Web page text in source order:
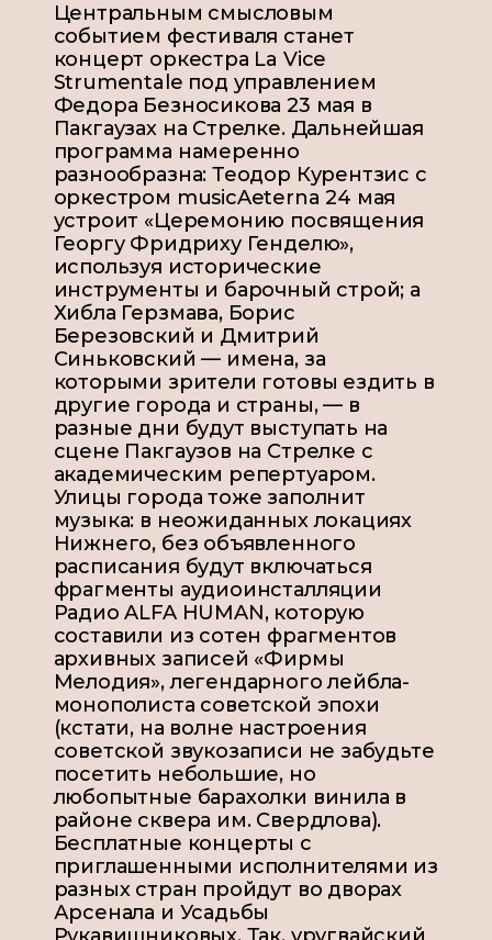
Центральным смысловым
событием фестиваля станет
концерт оркестра La Vice
Strumentale под управлением
Федора Безносикова 23 мая в
Пакгаузах на Стрелке. Дальнейшая
программа намеренно
разнообразна: Теодор Курентзис с
оркестром musicAeterna 24 мая
устроит «Церемонию посвящения
Георгу Фридриху Генделю»,
используя исторические
инструменты и барочный строй; а
Хибла Герзмава, Борис
Березовский и Дмитрий
Синьковский — имена, за
которыми зрители готовы ездить в
другие города и страны, — в
разные дни будут выступать на
сцене Пакгаузов на Стрелке с
академическим репертуаром.
Улицы города тоже заполнит
музыка: в неожиданных локациях
Нижнего, без объявленного
расписания будут включаться
фрагменты аудиоинсталляции
Радио ALFA HUMAN, которую
составили из сотен фрагментов
архивных записей «Фирмы
Мелодия», легендарного лейбла-
монополиста советской эпохи
(кстати, на волне настроения
советской звукозаписи не забудьте
посетить небольшие, но
любопытные барахолки винила в
районе сквера им. Свердлова).
Бесплатные концерты с
приглашенными исполнителями из
разных стран пройдут во дворах
Арсенала и Усадьбы